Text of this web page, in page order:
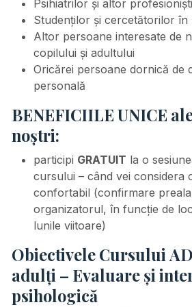
Psihiatrilor și altor
Studenților și cercetătorilor în
Altor persoane interesate de
copilului și adultului
Oricărei persoane dornică de
personală
BENEFICIILE UNICE
noştri:
participi GRATUIT la o
cursului – când vei considera
confortabil (confirmare
organizatorul, în funcție de
lunile viitoare)
Obiectivele Cursului
adulți – Evaluare și
psihologică